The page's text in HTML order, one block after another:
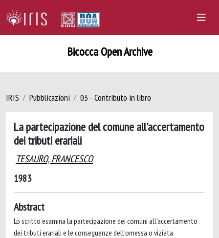
Bicocca Open Archive
IRIS Pubblicazioni 03 - Contributo in libro
La partecipazione del comune all'accertamento
dei tributi erariali
TESAURO, FRANCESCO
1983
Abstract
Lo scritto esamina la partecipazione dei comuni all'accertamento
dei tributi erariali e le conseguenze dell'omessa o viziata